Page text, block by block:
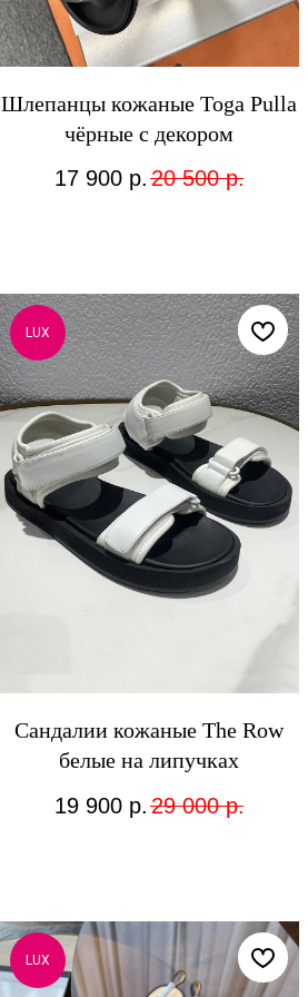
Шлепанцы кожаные Toga Pulla
чёрные с декором
17 900 р. 20 500 р.
LUX
Сандалии кожаные The Row
белые на липучках
19 900 р. 29 000 р.
LUX